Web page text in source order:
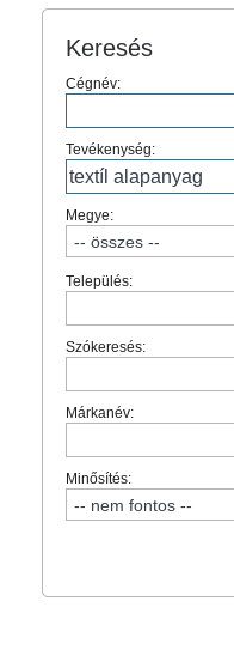
Keresés
Cégnév:
Tevékenység:
Megye:
Település:
Szókeresés:
Márkanév:
Minősítés: